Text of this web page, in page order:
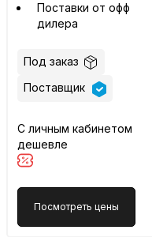
Поставки от офф
дилера
Под заказ
Поставщик
С личным кабинетом
дешевле
Посмотреть цены